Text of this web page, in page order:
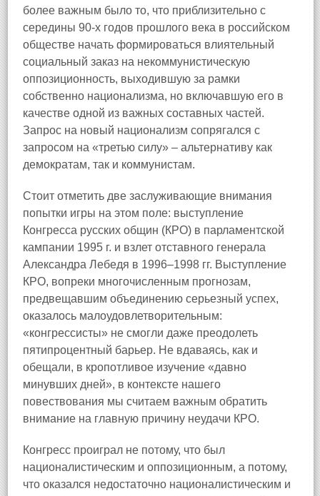
более важным было то, что приблизительно с
середины 90-х годов прошлого века в российском
обществе начать формироваться влиятельный
социальный заказ на некоммунистическую
оппозиционность, выходившую за рамки
собственно национализма, но включавшую его в
качестве одной из важных составных частей.
Запрос на новый национализм сопрягался с
запросом на «третью силу» – альтернативу как
демократам, так и коммунистам.
Стоит отметить две заслуживающие внимания
попытки игры на этом поле: выступление
Конгресса русских общин (КРО) в парламентской
кампании 1995 г. и взлет отставного генерала
Александра Лебедя в 1996–1998 гг. Выступление
КРО, вопреки многочисленным прогнозам,
предвещавшим объединению серьезный успех,
оказалось малоудовлетворительным:
«конгрессисты» не смогли даже преодолеть
пятипроцентный барьер. Не вдаваясь, как и
обещали, в кропотливое изучение «давно
минувших дней», в контексте нашего
повествования мы считаем важным обратить
внимание на главную причину неудачи КРО.
Конгресс проиграл не потому, что был
националистическим и оппозиционным, а потому,
что оказался недостаточно националистическим и